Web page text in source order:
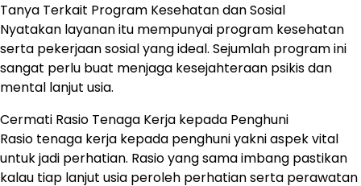
Tanya Terkait Program Kesehatan dan Sosial
Nyatakan layanan itu mempunyai program kesehatan
serta pekerjaan sosial yang ideal. Sejumlah program ini
sangat perlu buat menjaga kesejahteraan psikis dan
mental lanjut usia.
Cermati Rasio Tenaga Kerja kepada Penghuni
Rasio tenaga kerja kepada penghuni yakni aspek vital
untuk jadi perhatian. Rasio yang sama imbang pastikan
kalau tiap lanjut usia peroleh perhatian serta perawatan